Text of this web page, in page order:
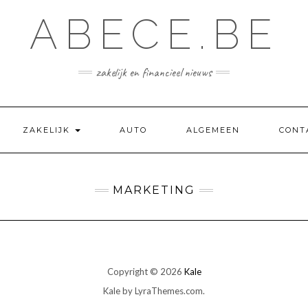
ABECE.BE
zakelijk en financieel nieuws
ZAKELIJK AUTO ALGEMEEN
MARKETING
Copyright © 2026 Kale
Kaleby LyraThemes.com.